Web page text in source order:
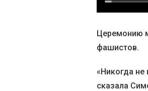
Церемонию
фашистов.
«Никогда не
сказала